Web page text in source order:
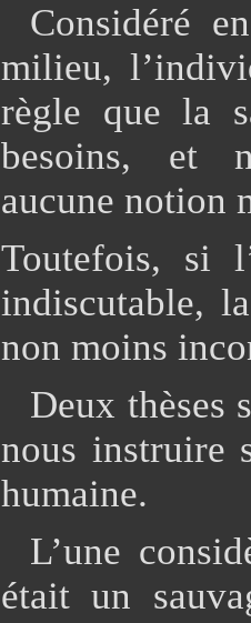
Considéré
milieu,
règle que la
besoins, et
aucune notion
Toutefois, si
indiscutable,
non moins
Deux thèses
nous instruire
humaine.
L’une
était un